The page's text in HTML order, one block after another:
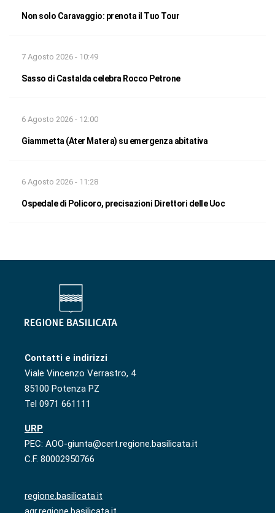
Non solo Caravaggio: prenota il Tuo Tour
7 Agosto 2026 - 10:49
Sasso di Castalda celebra Rocco Petrone
6 Agosto 2026 - 12:00
Giammetta (Ater Matera) su emergenza abitativa
6 Agosto 2026 - 11:28
Ospedale di Policoro, precisazioni Direttori delle Uoc
Contatti e indirizzi
Viale Vincenzo Verrastro, 4
85100 Potenza PZ
Tel 0971 661111
URP
PEC: AOO-giunta@cert.regione.basilicata.it
C.F. 80002950766
regione.basilicata.it